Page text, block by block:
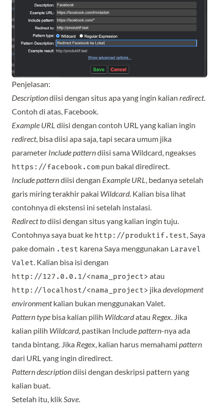
Penjelasan:
Descriptiondiisi dengan situs apa yang ingin kalian redirect.
Contoh di atas, Facebook.
Example URL diisi dengan contoh URL yang kalian ingin
redirect, bisa diisi apa saja, tapi secara umum jika
parameter Include patterndiisi sama Wildcard, ngeakses
https://facebook.com pun bakal diredirect.
Include patterndiisi dengan Example URL, bedanya setelah
garis miring terakhir pakai Wildcard. Kalian bisa lihat
contohnya di ekstensi ini setelah instalasi.
Redirect todiisi dengan situs yang kalian ingin tuju.
Contohnya saya buat ke http://produktif.test, Saya
pake domain .test karena Saya menggunakan Laravel
Valet. Kalian bisa isi dengan
http://127.0.0.1/<nama_project> atau
http://localhost/<nama_project> jikadevelopment
environmentkalian bukan menggunakan Valet.
Pattern type bisa kalian pilih Wildcardatau Regex. Jika
kalian pilih Wildcard, pastikan Includepattern-nya ada
tanda bintang. Jika Regex, kalian harus memahami pattern
dari URL yang ingin diredirect.
Pattern descriptiondiisi dengan deskripsi pattern yang
kalian buat.
Setelah itu, klikSave.